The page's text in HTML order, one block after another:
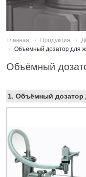
Главная Продукция
Объёмный дозатор для
Объёмный
1.Объёмный дозатор